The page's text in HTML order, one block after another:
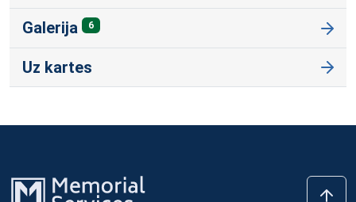
Galerija 6
Uz kartes